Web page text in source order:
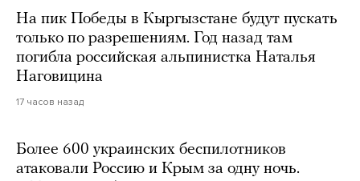
На пик Победы в Кыргызстане будут пускать
только по разрешениям. Год назад там
погибла российская альпинистка Наталья
Наговицина
17 часов назад
Более 600 украинских беспилотников
атаковали Россию и Крым за одну ночь.